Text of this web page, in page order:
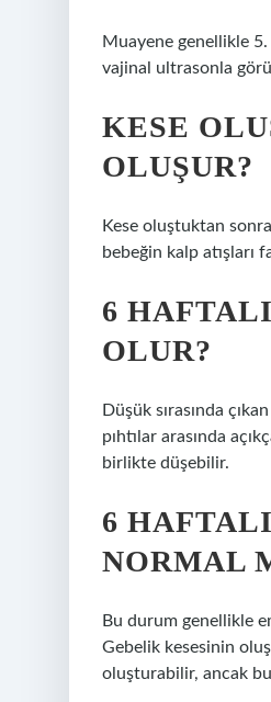
Muayene genellikle 5.
vajinal ultrasonla
KESE
OLUŞUR?
Kese oluştuktan
bebeğin kalp atışları
6
OLUR?
Düşük sırasında
pıhtılar arasında
birlikte düşebilir.
6
NORMAL
Bu durum genellikle
Gebelik kesesinin
oluşturabilir, ancak